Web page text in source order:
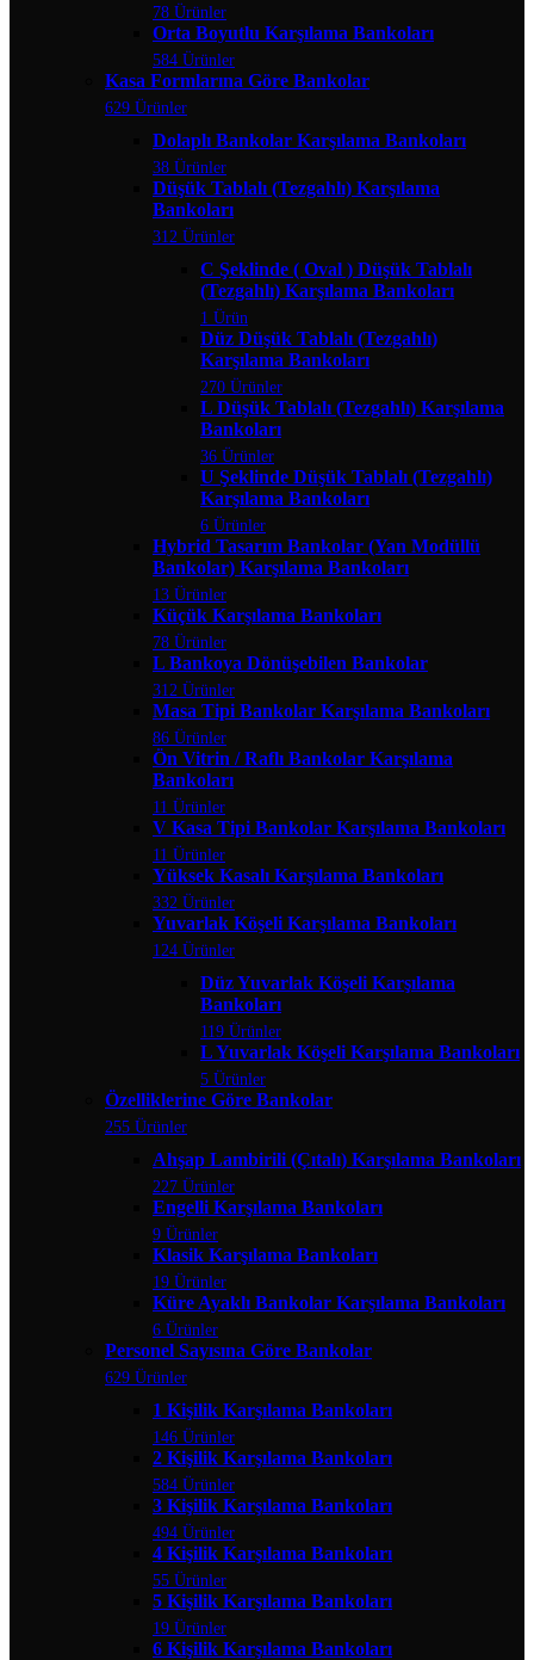
78 Ürünler
Orta Boyutlu Karşılama Bankoları
584 Ürünler
Kasa Formlarına Göre Bankolar
629 Ürünler
Dolaplı Bankolar Karşılama Bankoları
38 Ürünler
Düşük Tablalı (Tezgahlı) Karşılama
Bankoları
312 Ürünler
C Şeklinde ( Oval ) Düşük Tablalı
(Tezgahlı) Karşılama Bankoları
1 Ürün
Düz Düşük Tablalı (Tezgahlı)
Karşılama Bankoları
270 Ürünler
L Düşük Tablalı (Tezgahlı) Karşılama
Bankoları
36 Ürünler
U Şeklinde Düşük Tablalı (Tezgahlı)
Karşılama Bankoları
6 Ürünler
Hybrid Tasarım Bankolar (Yan Modüllü
Bankolar) Karşılama Bankoları
13 Ürünler
Küçük Karşılama Bankoları
78 Ürünler
L Bankoya Dönüşebilen Bankolar
312 Ürünler
Masa Tipi Bankolar Karşılama Bankoları
86 Ürünler
Ön Vitrin / Raflı Bankolar Karşılama
Bankoları
11 Ürünler
V Kasa Tipi Bankolar Karşılama Bankoları
11 Ürünler
Yüksek Kasalı Karşılama Bankoları
332 Ürünler
Yuvarlak Köşeli Karşılama Bankoları
124 Ürünler
Düz Yuvarlak Köşeli Karşılama
Bankoları
119 Ürünler
L Yuvarlak Köşeli Karşılama Bankoları
5 Ürünler
Özelliklerine Göre Bankolar
255 Ürünler
Ahşap Lambirili (Çıtalı) Karşılama Bankoları
227 Ürünler
Engelli Karşılama Bankoları
9 Ürünler
Klasik Karşılama Bankoları
19 Ürünler
Küre Ayaklı Bankolar Karşılama Bankoları
6 Ürünler
Personel Sayısına Göre Bankolar
629 Ürünler
1 Kişilik Karşılama Bankoları
146 Ürünler
2 Kişilik Karşılama Bankoları
584 Ürünler
3 Kişilik Karşılama Bankoları
494 Ürünler
4 Kişilik Karşılama Bankoları
55 Ürünler
5 Kişilik Karşılama Bankoları
19 Ürünler
6 Kişilik Karşılama Bankoları